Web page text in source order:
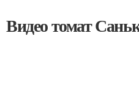
Видео томат